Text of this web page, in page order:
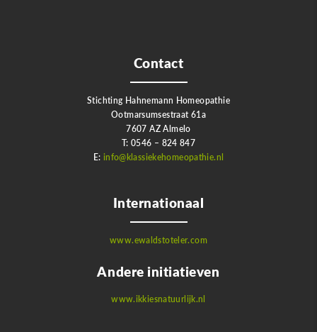
Contact
Stichting Hahnemann Homeopathie
Ootmarsumsestraat 61a
7607 AZ Almelo
T: 0546 – 824 847
E: info@klassiekehomeopathie.nl
Internationaal
www.ewaldstoteler.com
Andere initiatieven
www.ikkiesnatuurlijk.nl